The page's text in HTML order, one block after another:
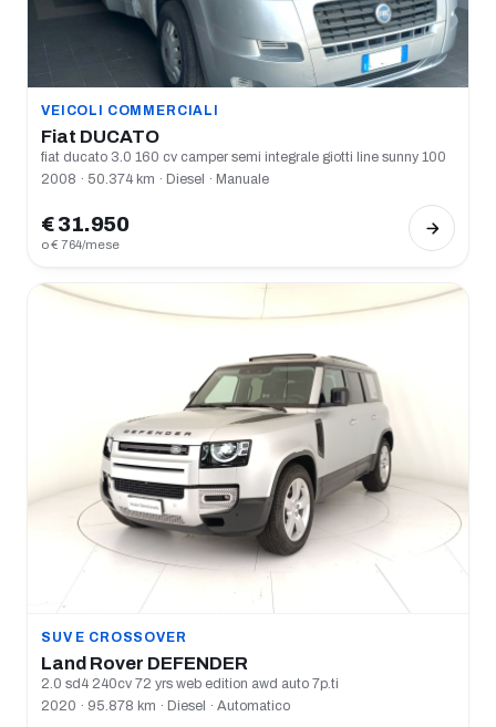
VEICOLI COMMERCIALI
Fiat DUCATO
fiat ducato 3.0 160 cv camper semi integrale giotti line sunny 100
2008 · 50.374 km · Diesel · Manuale
€ 31.950
o € 764/mese
SUV E CROSSOVER
Land Rover DEFENDER
2.0 sd4 240cv 72 yrs web edition awd auto 7p.ti
2020 · 95.878 km · Diesel · Automatico